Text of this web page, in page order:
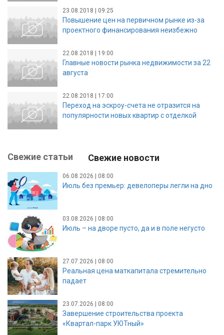
23.08.2018 | 09:25
Повышение цен на первичном рынке из-за
проектного финансирования неизбежно
22.08.2018 | 19:00
Главные новости рынка недвижимости за 22
августа
22.08.2018 | 17:00
Переход на эскроу-счета не отразится на
популярности новых квартир с отделкой
Свежие статьи Свежие новости
06.08.2026 | 08:00
Июль без премьер: девелоперы легли на дно
03.08.2026 | 08:00
Июль – на дворе пусто, да и в поле негусто
27.07.2026 | 08:00
Реальная цена маткапитала стремительно
падает
23.07.2026 | 08:00
Завершение строительства проекта
«Квартал-парк УЮТный»